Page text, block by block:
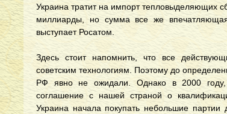
Украина тратит на импорт тепловыделяющих
миллиарды, но сумма все же
выступает Росатом.
Здесь стоит напомнить, что все
советским технологиям. Поэтому до
РФ явно не ожидали. Однако в 2000 году,
соглашение с нашей страной о
Украина начала покупать небольшие партии